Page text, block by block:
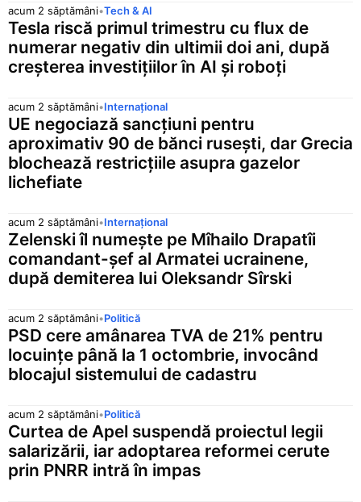
acum 2 săptămâni•Tech & AI
Tesla riscă primul trimestru cu flux de
numerar negativ din ultimii doi ani, după
creșterea investițiilor în AI și roboți
acum 2 săptămâni•Internațional
UE negociază sancțiuni pentru
aproximativ 90 de bănci rusești, dar Grecia
blochează restricțiile asupra gazelor
lichefiate
acum 2 săptămâni•Internațional
Zelenski îl numește pe Mîhailo Drapatîi
comandant-șef al Armatei ucrainene,
după demiterea lui Oleksandr Sîrski
acum 2 săptămâni•Politică
PSD cere amânarea TVA de 21% pentru
locuințe până la 1 octombrie, invocând
blocajul sistemului de cadastru
acum 2 săptămâni•Politică
Curtea de Apel suspendă proiectul legii
salarizării, iar adoptarea reformei cerute
prin PNRR intră în impas